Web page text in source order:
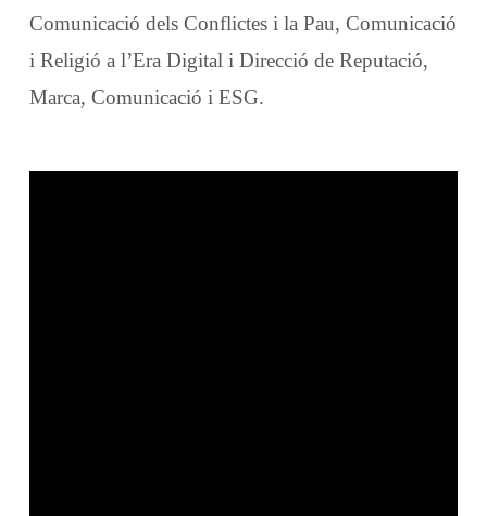
Comunicació dels Conflictes i la Pau, Comunicació
i Religió a l’Era Digital i Direcció de Reputació,
Marca, Comunicació i ESG.